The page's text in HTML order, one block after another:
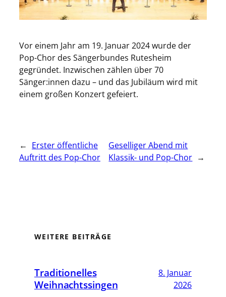
Vor einem Jahr am 19. Januar 2024 wurde der
Pop-Chor des Sängerbundes Rutesheim
gegründet. Inzwischen zählen über 70
Sänger:innen dazu – und das Jubiläum wird mit
einem großen Konzert gefeiert.
← Erster öffentliche
Auftritt des Pop-Chor
Geselliger Abend mit
Klassik- und Pop-Chor →
WEITERE BEITRÄGE
Traditionelles
Weihnachtssingen
8. Januar
2026